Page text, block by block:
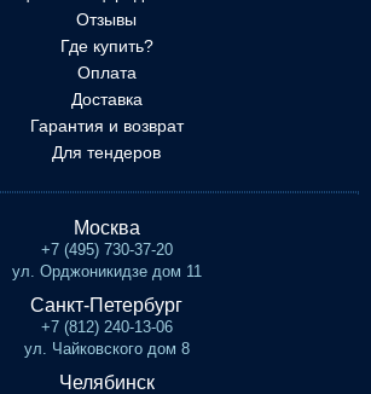
Отзывы
Где купить?
Оплата
Доставка
Гарантия и возврат
Для тендеров
Москва
+7 (495) 730-37-20
ул. Орджоникидзе дом 11
Санкт-Петербург
+7 (812) 240-13-06
ул. Чайковского дом 8
Челябинск